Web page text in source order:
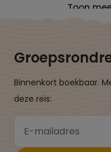
Toon
Binnenkort boekbaar.
deze reis: